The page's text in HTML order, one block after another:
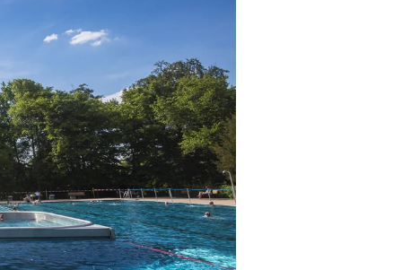
Das könnte Sie interessieren
Stadtführungen
Events & Tickets
Ausflugsziele
Erlebnisse
Wein
Radfahren
Wandern